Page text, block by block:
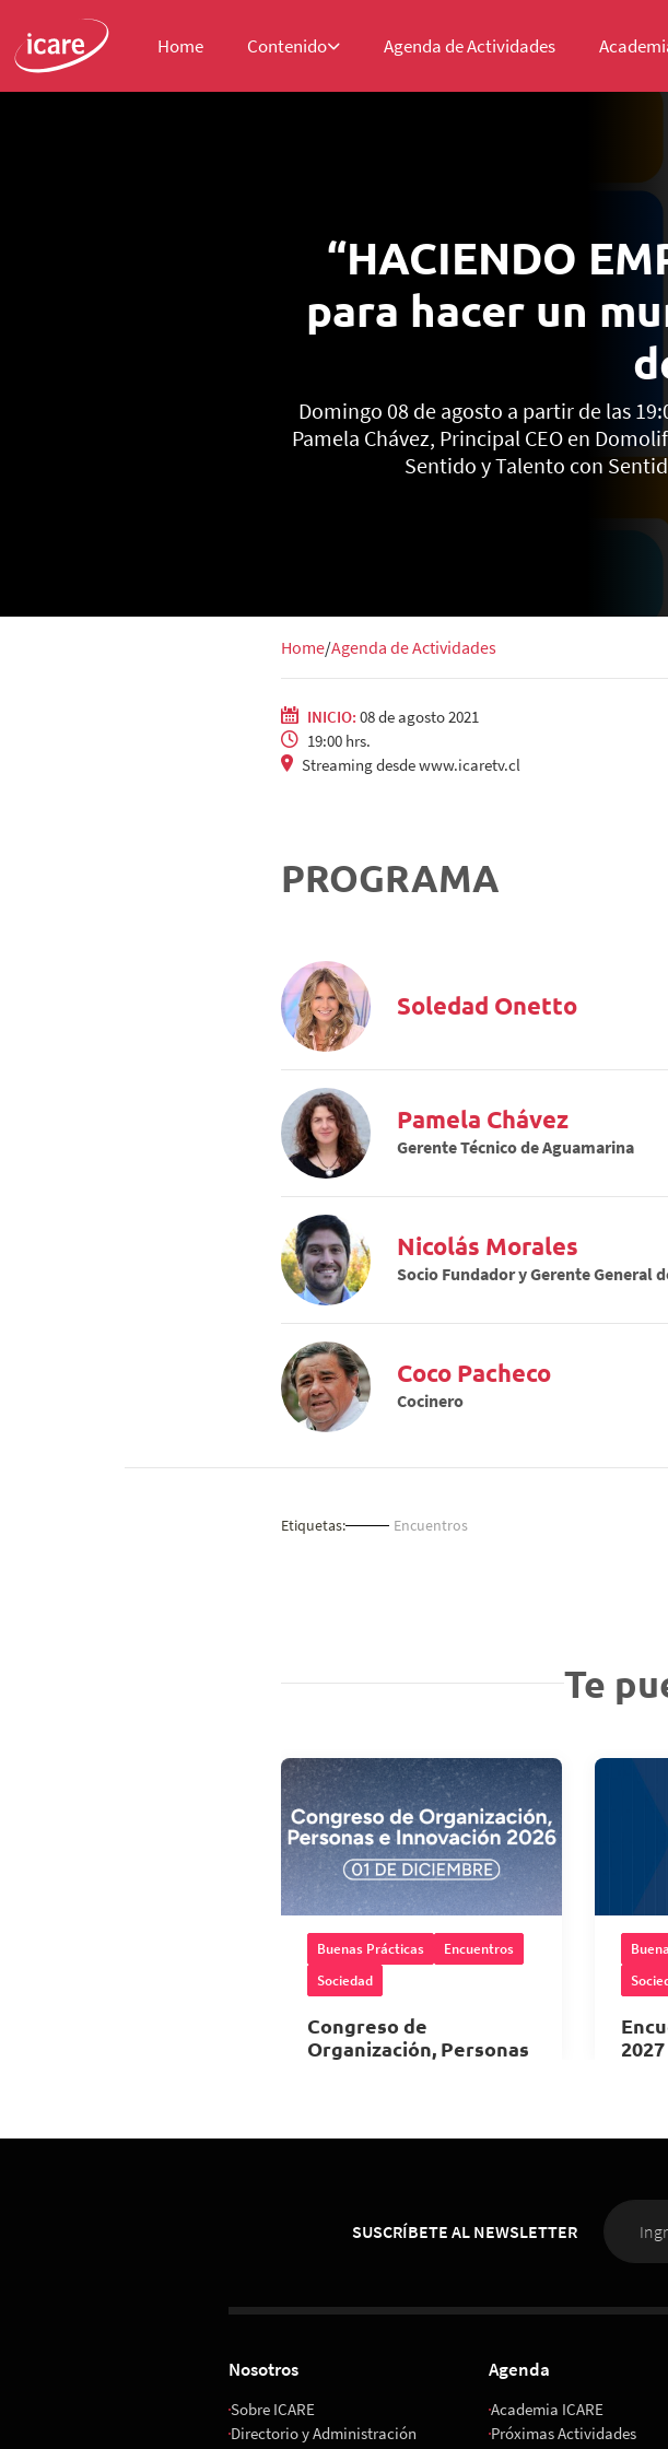
Home Contenido Agenda de Actividades
“HACIENDO
para hacer un
Domingo 08 de agosto a partir de las
Pamela Chávez, Principal CEO en
Sentido y Talento con
Home Agenda de Actividades
INICIO: 08 de agosto 2021
19:00 hrs.
Streaming desde www.icaretv.cl
PROGRAMA
Soledad Onetto
Pamela Chávez
Gerente Técnico de Aguamarina
Nicolás Morales
Socio Fundador y Gerente General
Coco Pacheco
Cocinero
Etiquetas: Encuentros
Te
Buenas Prácticas
Encuentros
Sociedad
Congreso de
Organización, Personas
2027
SUSCRÍBETE AL NEWSLETTER
Nosotros
Sobre ICARE
Directorio y Administración
Agenda
Academia ICARE
Próximas Actividades